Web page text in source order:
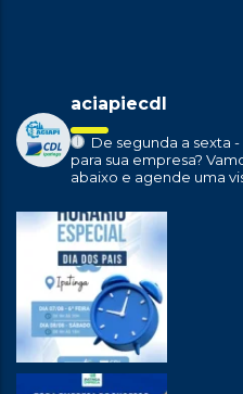
aciapiecdl
De segunda a sexta -
para sua empresa?
abaixo e agende uma